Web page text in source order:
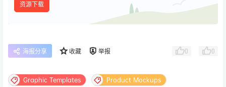
资源下载
海报分享 收藏 举报 0 0
Graphic Templates Product Mockups